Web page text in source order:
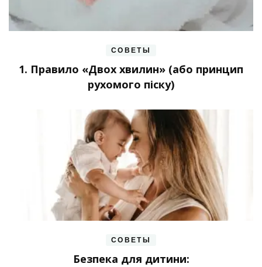
СОВЕТЫ
1. Правило «Двох хвилин» (або принцип
рухомого піску)
СОВЕТЫ
Безпека для дитини: